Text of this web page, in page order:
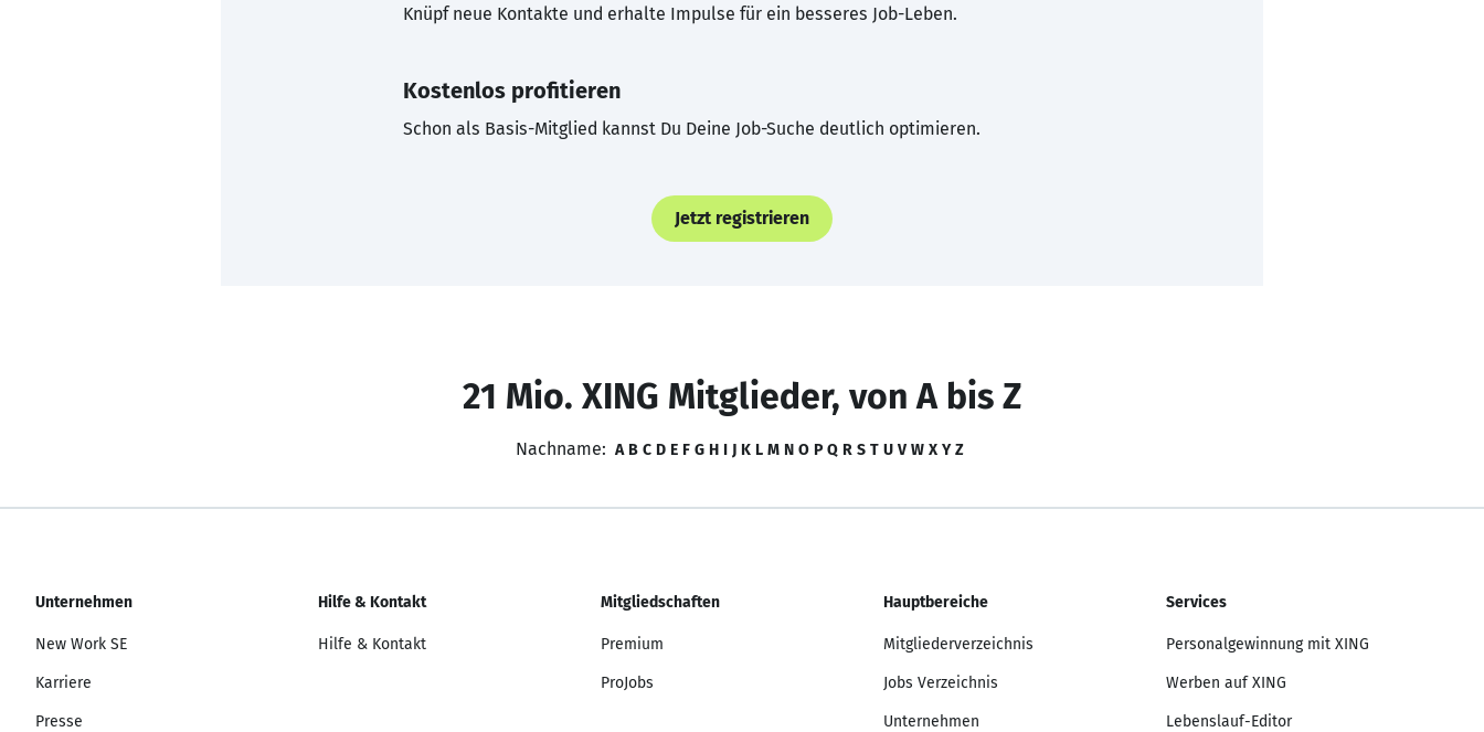
Knüpf neue Kontakte und erhalte Impulse für ein besseres Job-Leben.
Kostenlos profitieren
Schon als Basis-Mitglied kannst Du Deine Job-Suche deutlich optimieren.
Jetzt registrieren
21 Mio. XING Mitglieder, von A bis Z
Nachname: A B C D E F G H I J K L M N O P Q R S T U V W X Y Z
Unternehmen
New Work SE
Karriere
Presse
Hilfe & Kontakt
Hilfe & Kontakt
Mitgliedschaften
Premium
ProJobs
Hauptbereiche
Mitgliederverzeichnis
Jobs Verzeichnis
Unternehmen
Services
Personalgewinnung mit XING
Werben auf XING
Lebenslauf-Editor